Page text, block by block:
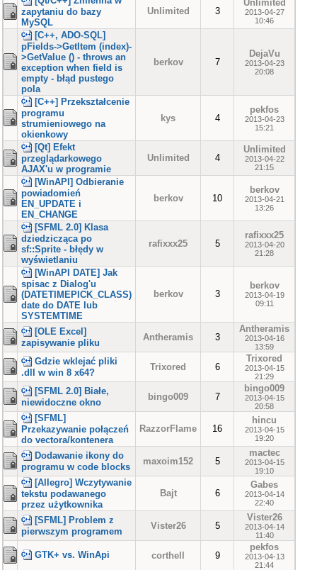
zapytaniu do bazy
MySQL
Unlimited 3
Unlimited
2013-04-27
10:46
[C++, ADO-SQL]
pFields->GetItem (index)-
>GetValue () - throws an
exception when field is
empty - błąd pustego
pola
berkov 7
DejaVu
2013-04-23
20:08
[C++] Przekształcenie
programu
strumieniowego na
okienkowy
kys 4
pekfos
2013-04-23
15:21
[Qt] Efekt
przeglądarkowego
AJAX'u w programie
Unlimited 4
Unlimited
2013-04-22
21:15
[WinAPI] Odbieranie
powiadomień
EN_UPDATE i
EN_CHANGE
berkov 10
berkov
2013-04-21
13:26
[SFML 2.0] Klasa
dziedzicząca po
sf::Sprite - błędy w
wyświetlaniu
rafixxx25 5
rafixxx25
2013-04-20
21:28
[WinAPI DATE] Jak
spisac z Dialog'u
(DATETIMEPICK_CLASS)
date do DATE lub
SYSTEMTIME
berkov 3
berkov
2013-04-19
09:11
[OLE Excel]
zapisywanie pliku
Antheramis 3
Antheramis
2013-04-16
13:59
Gdzie wklejać pliki
.dll w win 8 x64?
Trixored 6
Trixored
2013-04-15
21:29
[SFML 2.0] Białe,
niewidoczne okno
bingo009 7
bingo009
2013-04-15
20:58
[SFML]
Przekazywanie połączeń
do vectora/kontenera
RazzorFlame 16
hincu
2013-04-15
19:20
Dodawanie ikony do
programu w code blocks
maxoim152 5
mactec
2013-04-15
19:10
[Allegro] Wczytywanie
tekstu podawanego
przez użytkownika
Bajt 6
Gabes
2013-04-14
22:40
[SFML] Problem z
pierwszym programem
Vister26 5
Vister26
2013-04-14
11:40
GTK+ vs. WinApi corthell 9
pekfos
2013-04-13
21:44